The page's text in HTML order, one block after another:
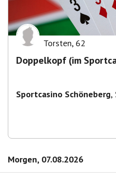
Torsten, 62
Doppelkopf (im
Sportcasino Schöneberg,
Morgen, 07.08.2026